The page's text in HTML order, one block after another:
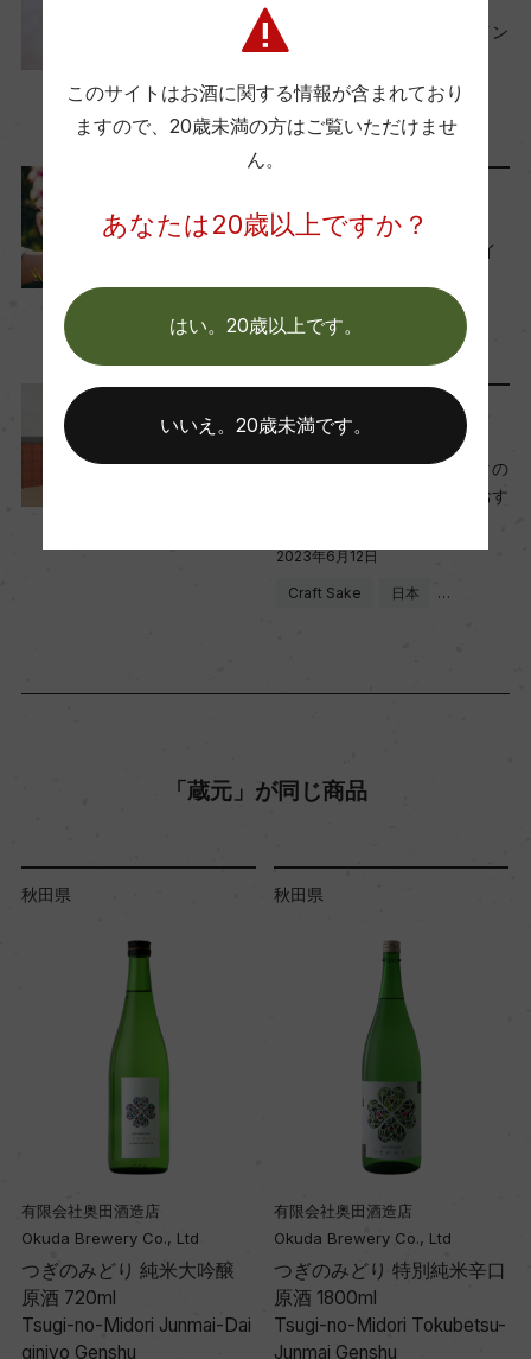
今月のバイヤーおすすめワイン
【2025年6月】
2025年6月1日
ワイン フランス …
-連続ラベル小説- 草花のワイ
…
料理に合わせる
ワイン以外も！ピザやパスタの
イタリアンに合う日本酒 おす
2023年6月12日
Craft Sake 日本 …
「蔵元」が同じ商品
秋田県
有限会社奥田酒造店
Okuda Brewery Co., Ltd
つぎのみどり 純米大吟醸
原酒 720ml
Tsugi-no-Midori Junmai-Dai
ginjyo Genshu
秋田県
有限会社奥田酒造店
Okuda Brewery Co., Ltd
つぎのみどり 特別純米辛口
原酒 1800ml
Tsugi-no-Midori Tokubetsu-
Junmai Genshu
このサイトはお酒に関する情報が含まれており
ますので、 20歳未満の方はご覧いただけませ
ん。
あなたは20歳以上ですか？
はい。20歳以上です。
いいえ。20歳未満です。